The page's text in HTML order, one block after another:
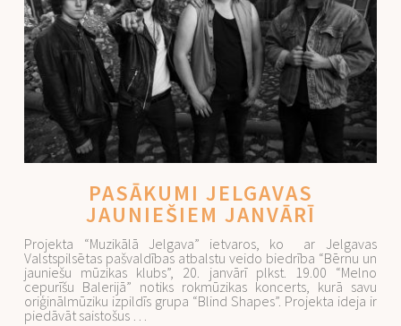
PASĀKUMI JELGAVAS
JAUNIEŠIEM JANVĀRĪ
Projekta “Muzikālā Jelgava” ietvaros, ko ar Jelgavas
Valstspilsētas pašvaldības atbalstu veido biedrība “Bērnu un
jauniešu mūzikas klubs”, 20. janvārī plkst. 19.00 “Melno
cepurīšu Balerijā” notiks rokmūzikas koncerts, kurā savu
oriģinālmūziku izpildīs grupa “Blind Shapes”. Projekta ideja ir
piedāvāt saistošus …